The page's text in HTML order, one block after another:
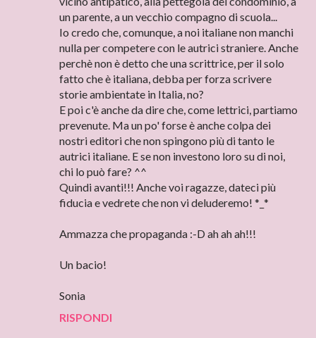
un parente, a un vecchio compagno di scuola...
Io credo che, comunque, a noi italiane non manchi
nulla per competere con le autrici straniere. Anche
perchè non è detto che una scrittrice, per il solo
fatto che è italiana, debba per forza scrivere
storie ambientate in Italia, no?
E poi c'è anche da dire che, come lettrici, partiamo
prevenute. Ma un po' forse è anche colpa dei
nostri editori che non spingono più di tanto le
autrici italiane. E se non investono loro su di noi,
chi lo può fare? ^^
Quindi avanti!!! Anche voi ragazze, dateci più
fiducia e vedrete che non vi deluderemo! *_*
Ammazza che propaganda :-D ah ah ah!!!
Un bacio!
Sonia
RISPONDI